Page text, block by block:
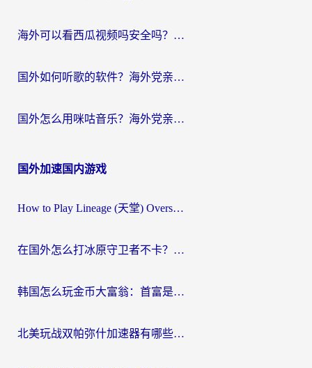
海外可以看西瓜视频吗安全吗？留学生亲测：3步解决回国追剧难题，附靠谱加速器推荐
国外如何听歌的软件？海外党亲测有效的回国加速器指南
国外怎么用咪咕音乐？海外党亲测有效的听歌自由指南
国外加速国内游戏
How to Play Lineage (天堂) Overseas? The Ultimate Guide to Choosing the Best Chinese Server Game Accelerator (在国外打天堂加速器)
在国外怎么打冰原守卫者不卡？留学生亲测的国服游戏加速指南
韩国怎么玩金币大富翁：首富是谁？海外党国服游戏加速全攻略
北美玩战双帕弥什加速器有哪些？海外党亲测好用的国服加速指南